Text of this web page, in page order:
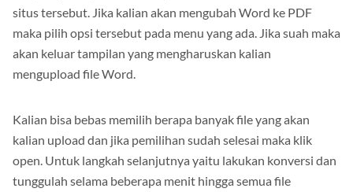
situs tersebut. Jika kalian akan mengubah Word ke PDF
maka pilih opsi tersebut pada menu yang ada. Jika suah maka
akan keluar tampilan yang mengharuskan kalian
mengupload file Word.
Kalian bisa bebas memilih berapa banyak file yang akan
kalian upload dan jika pemilihan sudah selesai maka klik
open. Untuk langkah selanjutnya yaitu lakukan konversi dan
tunggulah selama beberapa menit hingga semua file